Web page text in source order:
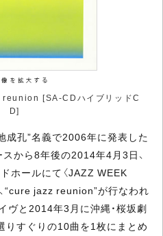
[SA-CDハイブリッドC
D]
成孔”名義で2006年に発表した
から8年後の2014年4月3日、
ホールにて〈JAZZ WEEK
“cure jazz reunion”が行なわれ
ヴと2014年3月に沖縄・桜坂劇
りすぐりの10曲を1枚にまとめ